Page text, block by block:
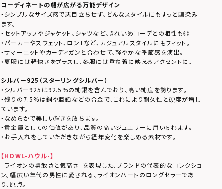
コーディネートの幅が広がる万能デザイン
・シンプルなサイズ感で悪目立ちせず、どんなスタイルにもすっと馴染み
ます。
・セットアップやジャケット、シャツなど、きれいめコーデとの相性も◎
・パーカーやスウェット、ロンTなど、カジュアルスタイルにもフィット。
・サマーニットやカーディガンと合わせて、軽やかな季節感を演出。
・夏服には軽快さをプラスし、冬服には重ね着に映えるアクセントに。
シルバー925（スターリングシルバー）
・シルバー925は92.5%の純銀を含んでおり、高い純度を誇ります。
・残りの7.5%は銅や亜鉛などの合金で、これにより耐久性と硬度が増し
ています。
・なめらかで美しい輝きを放ちます。
・貴金属としての価値があり、品質の高いジュエリーに用いられます。
・お手入れをしていただきながら経年変化を楽しめる素材です。
【HOWL-ハウル-】
「ライオンの勇敢さと気高さ」を表現した、ブランドの代表的なコレクショ
ン。幅広い年代の男性に愛される、ライオンハートのロングセラーであ
り、原点。